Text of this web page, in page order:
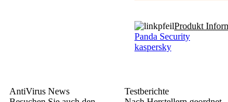
Produkt
Panda Security
kaspersky
AntiVirus News
Testberichte